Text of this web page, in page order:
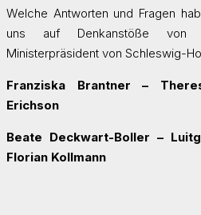
Welche Antworten und Fragen
uns auf Denkanstöße von
Ministerpräsident von Schleswig-
Franziska Brantner –
Erichson
Beate Deckwart-Boller –
Florian Kollmann